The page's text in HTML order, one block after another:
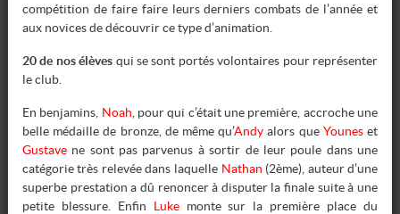
-36
-44
-48
compétition de faire faire leurs derniers combats de l’année et
aux novices de découvrir ce type d’animation.
20 de nos élèves qui se sont portés volontaires pour représenter
le club.
En benjamins, Noah , pour qui c’était une première, accroche une
belle médaille de bronze, de même qu’Andy alors que Youneset
Gustave ne sont pas parvenus à sortir de leur poule dans une
catégorie très relevée dans laquelle Nathan (2ème), auteur d’une
superbe prestation a dû renoncer à disputer la finale suite à une
petite blessure. Enfin Luke monte sur la première place du